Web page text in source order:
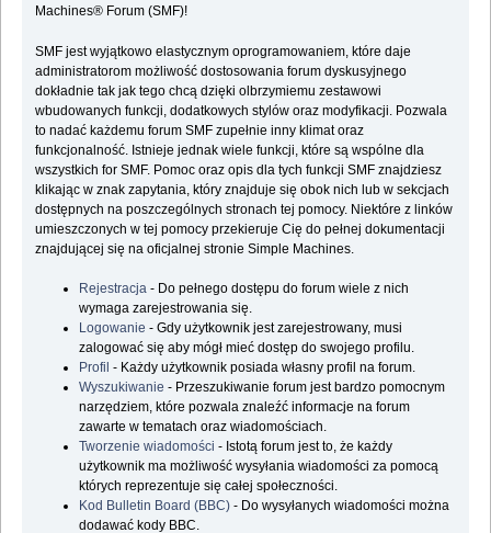
Machines® Forum (SMF)!
SMF jest wyjątkowo elastycznym oprogramowaniem, które daje
administratorom możliwość dostosowania forum dyskusyjnego
dokładnie tak jak tego chcą dzięki olbrzymiemu zestawowi
wbudowanych funkcji, dodatkowych stylów oraz modyfikacji. Pozwala
to nadać każdemu forum SMF zupełnie inny klimat oraz
funkcjonalność. Istnieje jednak wiele funkcji, które są wspólne dla
wszystkich for SMF. Pomoc oraz opis dla tych funkcji SMF znajdziesz
klikając w znak zapytania, który znajduje się obok nich lub w sekcjach
dostępnych na poszczególnych stronach tej pomocy. Niektóre z linków
umieszczonych w tej pomocy przekieruje Cię do pełnej dokumentacji
znajdującej się na oficjalnej stronie Simple Machines.
Rejestracja - Do pełnego dostępu do forum wiele z nich
wymaga zarejestrowania się.
Logowanie - Gdy użytkownik jest zarejestrowany, musi
zalogować się aby mógł mieć dostęp do swojego profilu.
Profil - Każdy użytkownik posiada własny profil na forum.
Wyszukiwanie - Przeszukiwanie forum jest bardzo pomocnym
narzędziem, które pozwala znaleźć informacje na forum
zawarte w tematach oraz wiadomościach.
Tworzenie wiadomości - Istotą forum jest to, że każdy
użytkownik ma możliwość wysyłania wiadomości za pomocą
których reprezentuje się całej społeczności.
Kod Bulletin Board (BBC) - Do wysyłanych wiadomości można
dodawać kody BBC.